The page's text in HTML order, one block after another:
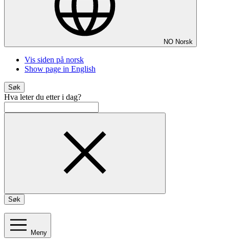
NO Norsk
Vis siden på norsk
Show page in English
Søk
Hva leter du etter i dag?
Søk
Meny